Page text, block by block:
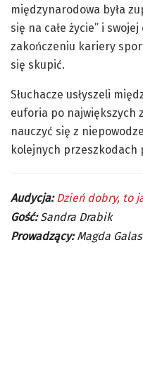
międzynarodowa była
się na całe życie” i
zakończeniu kariery
się skupić.
Słuchacze usłyszeli
euforia po największych
nauczyć się z
kolejnych przeszkodach
Audycja:Dzień dobry, to
Gość:Sandra Drabik
Prowadzący:Magda